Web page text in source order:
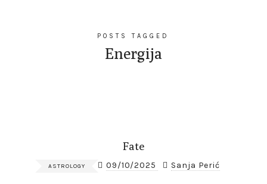
POSTS TAGGED
Energija
Fate
ASTROLOGY 09/10/2025 Sanja Perić